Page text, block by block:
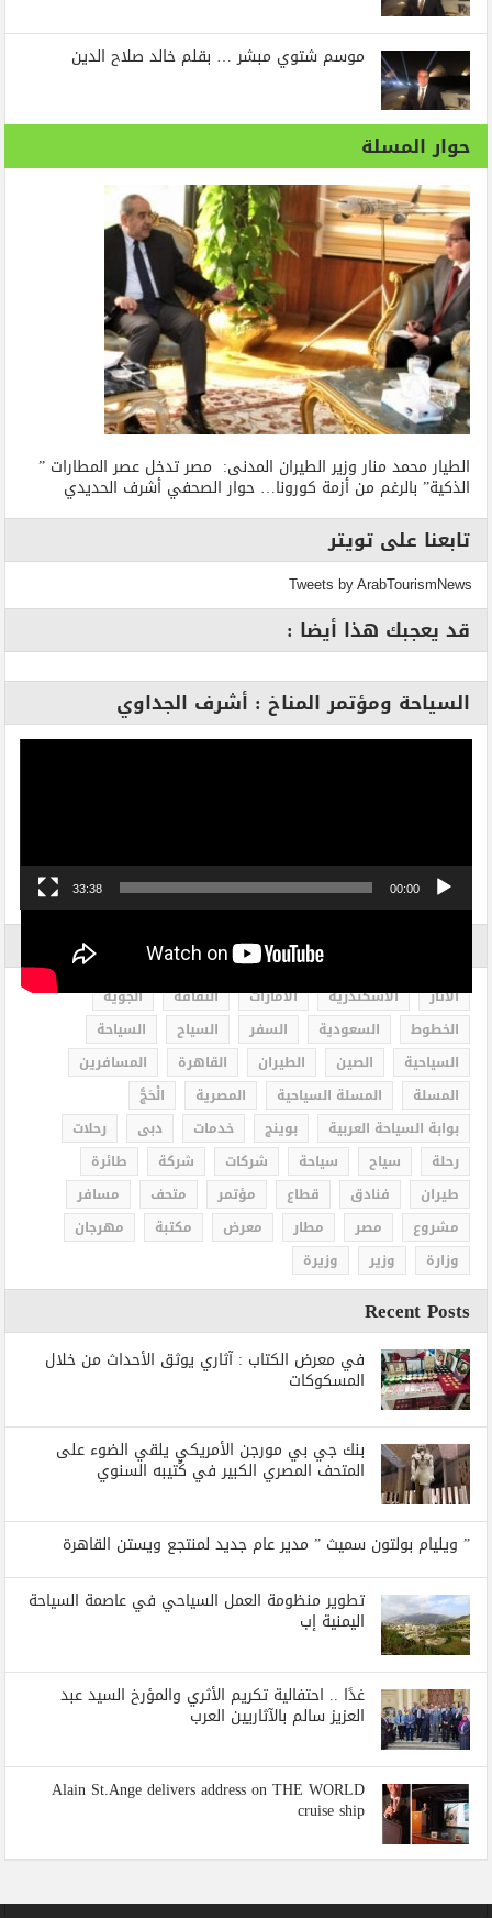
موسم شتوي مبشر … بقلم خالد صلاح الدين
حوار المسلة
الطيار محمد منار وزير الطيران المدنى: مصر تدخل عصر المطارات ”
الذكية” بالرغم من أزمة كورونا… حوار الصحفي أشرف الحديدي
تابعنا على تويتر
Tweets by ArabTourismNews
قد يعجبك هذا أيضا :
السياحة ومؤتمر المناخ : أشرف الجداوي
00:00
33:38
الاثار الاسكندرية الامارات الثقافة
الجوية
الخطوط
السعودية السفر السياح
السياحة
السياحية
الصين الطيران القاهرة
المسافرين
المسلة
المسلة السياحية المصرية
الْحَجُّ
بوابة السياحة العربية
بوينج خدمات دبى
رحلات
رحلة
سياح سياحة شركات شركة
طائرة
طيران
فنادق قطاع مؤتمر متحف
مسافر
مشروع
مصر مطار معرض مكتبة
مهرجان
وزارة
وزير وزيرة
Recent Posts
في معرض الكتاب : آثاري يوثق الأحداث من خلال
المسكوكات
بنك جي بي مورجن الأمريكي يلقي الضوء على
المتحف المصري الكبير في كُتيبه السنوي
” ويليام بولتون سميث ” مدير عام جديد لمنتجع ويستن القاهرة
تطوير منظومة العمل السياحي في عاصمة السياحة
اليمنية إب
غدًا .. احتفالية تكريم الأثري والمؤرخ السيد عبد
العزيز سالم بالآثاريين العرب
Alain St.Ange delivers address on THE WORLD
cruise ship